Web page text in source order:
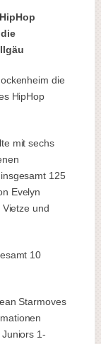
die
HipHop
mit sechs
125
Evelyn
und
10
Starmoves
1-